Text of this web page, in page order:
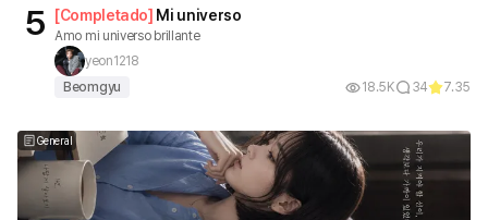
5 [Completado] Mi universo
Amo mi universo brillante
yeon1218
Beomgyu
18.5K 34 7.35
General